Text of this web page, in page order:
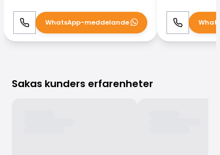
Ring WhatsApp
WhatsApp-meddelande Ring
Sakas kunders erfarenheter